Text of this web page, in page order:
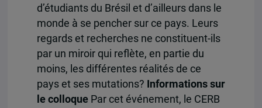
d’étudiants du Brésil et d’ailleurs dans le
monde à se pencher sur ce pays. Leurs
regards et recherches ne constituent-ils
par un miroir qui reflète, en partie du
moins, les différentes réalités de ce
pays et ses mutations? Informations sur
le colloque Par cet événement, le CERB